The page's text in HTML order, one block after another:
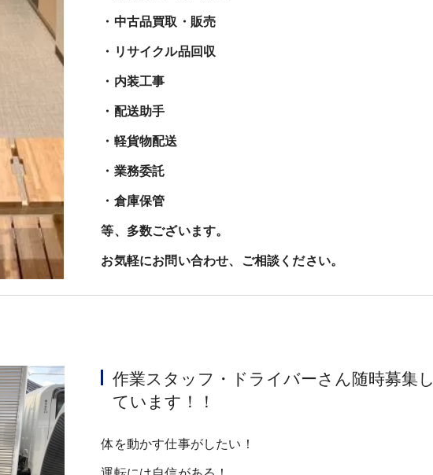
・中古品買取・販売
・リサイクル品回収
・内装工事
・配送助手
・軽貨物配送
・業務委託
・倉庫保管
等、多数ございます。
お気軽にお問い合わせ、ご相談ください。
作業スタッフ・ドライバーさん随時募集し
ています！！
体を動かす仕事がしたい！